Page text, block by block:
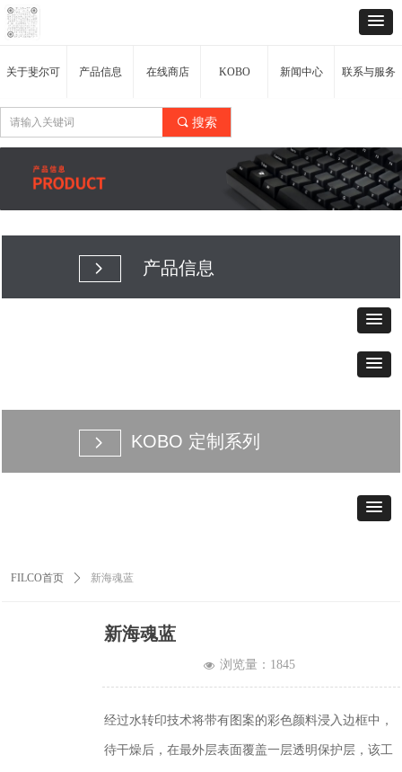
끠 搜索
关于斐尔可 产品信息 在线商店 KOBO 新闻中心 联系与服务
FILCO首页 ꄲ 新海魂蓝
新海魂蓝
经过水转印技术将带有图案的彩色颜料浸入边框中，
待干燥后，在最外层表面覆盖一层透明保护层，该工
넶 浏览量： 1845
产品信息
넲
KOBO 定制系列
넲